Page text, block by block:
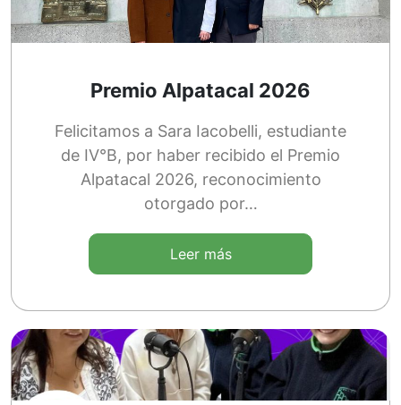
Premio Alpatacal 2026
Felicitamos a Sara Iacobelli, estudiante
de IV°B, por haber recibido el Premio
Alpatacal 2026, reconocimiento
otorgado por…
Leer más